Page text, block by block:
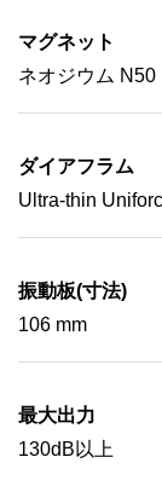
マグネット
ネオジウム N50
ダイアフラム
Ultra-thin
振動板(寸法)
106 mm
最大出力
130dB以上